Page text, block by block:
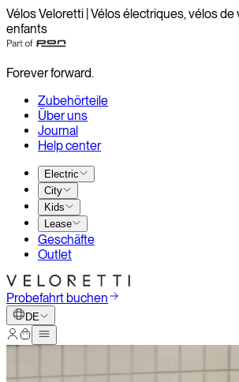
Vélos Veloretti | Vélos électriques, vélos
enfants
Forever forward.
Zubehörteile
Über uns
Journal
Help center
Electric
City
Kids
Lease
Geschäfte
Outlet
Probefahrt buchen
DE